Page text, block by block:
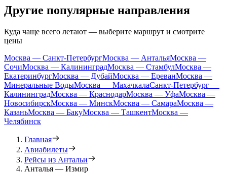
Другие популярные направления
Куда чаще всего летают — выберите маршрут и смотрите
цены
Москва — Санкт-ПетербургМосква — АнтальяМосква —
СочиМосква — КалининградМосква — СтамбулМосква —
ЕкатеринбургМосква — ДубайМосква — ЕреванМосква —
Минеральные ВодыМосква — МахачкалаСанкт-Петербург —
КалининградМосква — КраснодарМосква — УфаМосква —
НовосибирскМосква — МинскМосква — СамараМосква —
КазаньМосква — БакуМосква — ТашкентМосква —
Челябинск
Главная
Авиабилеты
Рейсы из Антальи
Анталья — Измир